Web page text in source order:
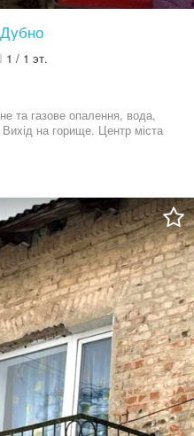
1 / 1 эт.
та газове опалення, вода,
Вихід на горище. Центр міста